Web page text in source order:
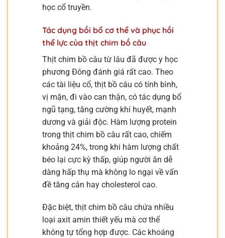
học cổ truyền.
Tác dụng bồi bổ cơ thể và phục hồi
thể lực của thịt chim bồ câu
Thịt chim bồ câu từ lâu đã được y học
phương Đông đánh giá rất cao. Theo
các tài liệu cổ, thịt bồ câu có tính bình,
vị mặn, đi vào can thận, có tác dụng bổ
ngũ tạng, tăng cường khí huyết, mạnh
dương và giải độc. Hàm lượng protein
trong thịt chim bồ câu rất cao, chiếm
khoảng 24%, trong khi hàm lượng chất
béo lại cực kỳ thấp, giúp người ăn dễ
dàng hấp thụ mà không lo ngại về vấn
đề tăng cân hay cholesterol cao.
Đặc biệt, thịt chim bồ câu chứa nhiều
loại axit amin thiết yếu mà cơ thể
không tự tổng hợp được. Các khoáng